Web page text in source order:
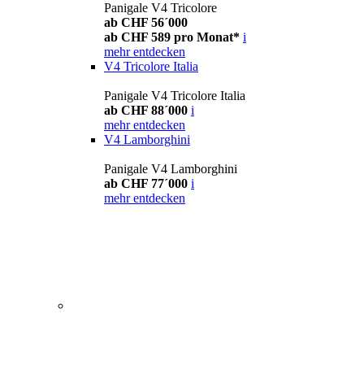
Panigale V4 Tricolore
ab CHF 56´000
ab CHF 589 pro Monat* i
mehr entdecken
V4 Tricolore Italia
Panigale V4 Tricolore Italia
ab CHF 88´000 i
mehr entdecken
V4 Lamborghini
Panigale V4 Lamborghini
ab CHF 77´000 i
mehr entdecken